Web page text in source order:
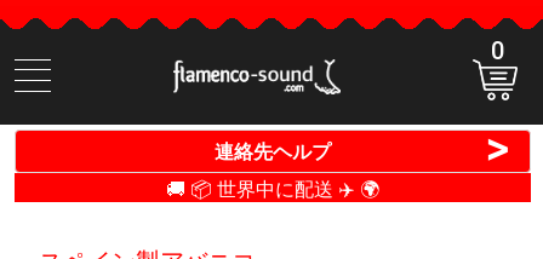
商
品
検
0
連絡先ヘルプ >
🚚 📦 世界中に配送 ✈️ 🌍